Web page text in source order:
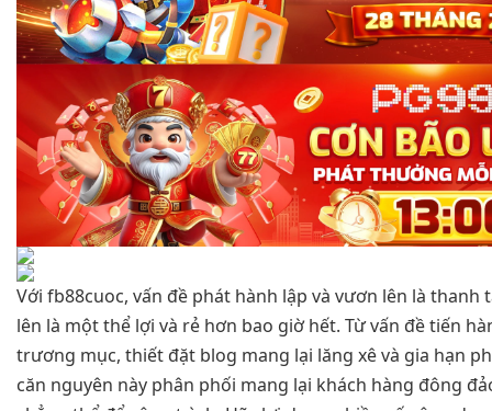
Với fb88cuoc, vấn đề phát hành lập và vươn lên là thanh
lên là một thể lợi và rẻ hơn bao giờ hết. Từ vấn đề tiến
trương mục, thiết đặt blog mang lại lăng xê và gia hạn
căn nguyên này phân phối mang lại khách hàng đông